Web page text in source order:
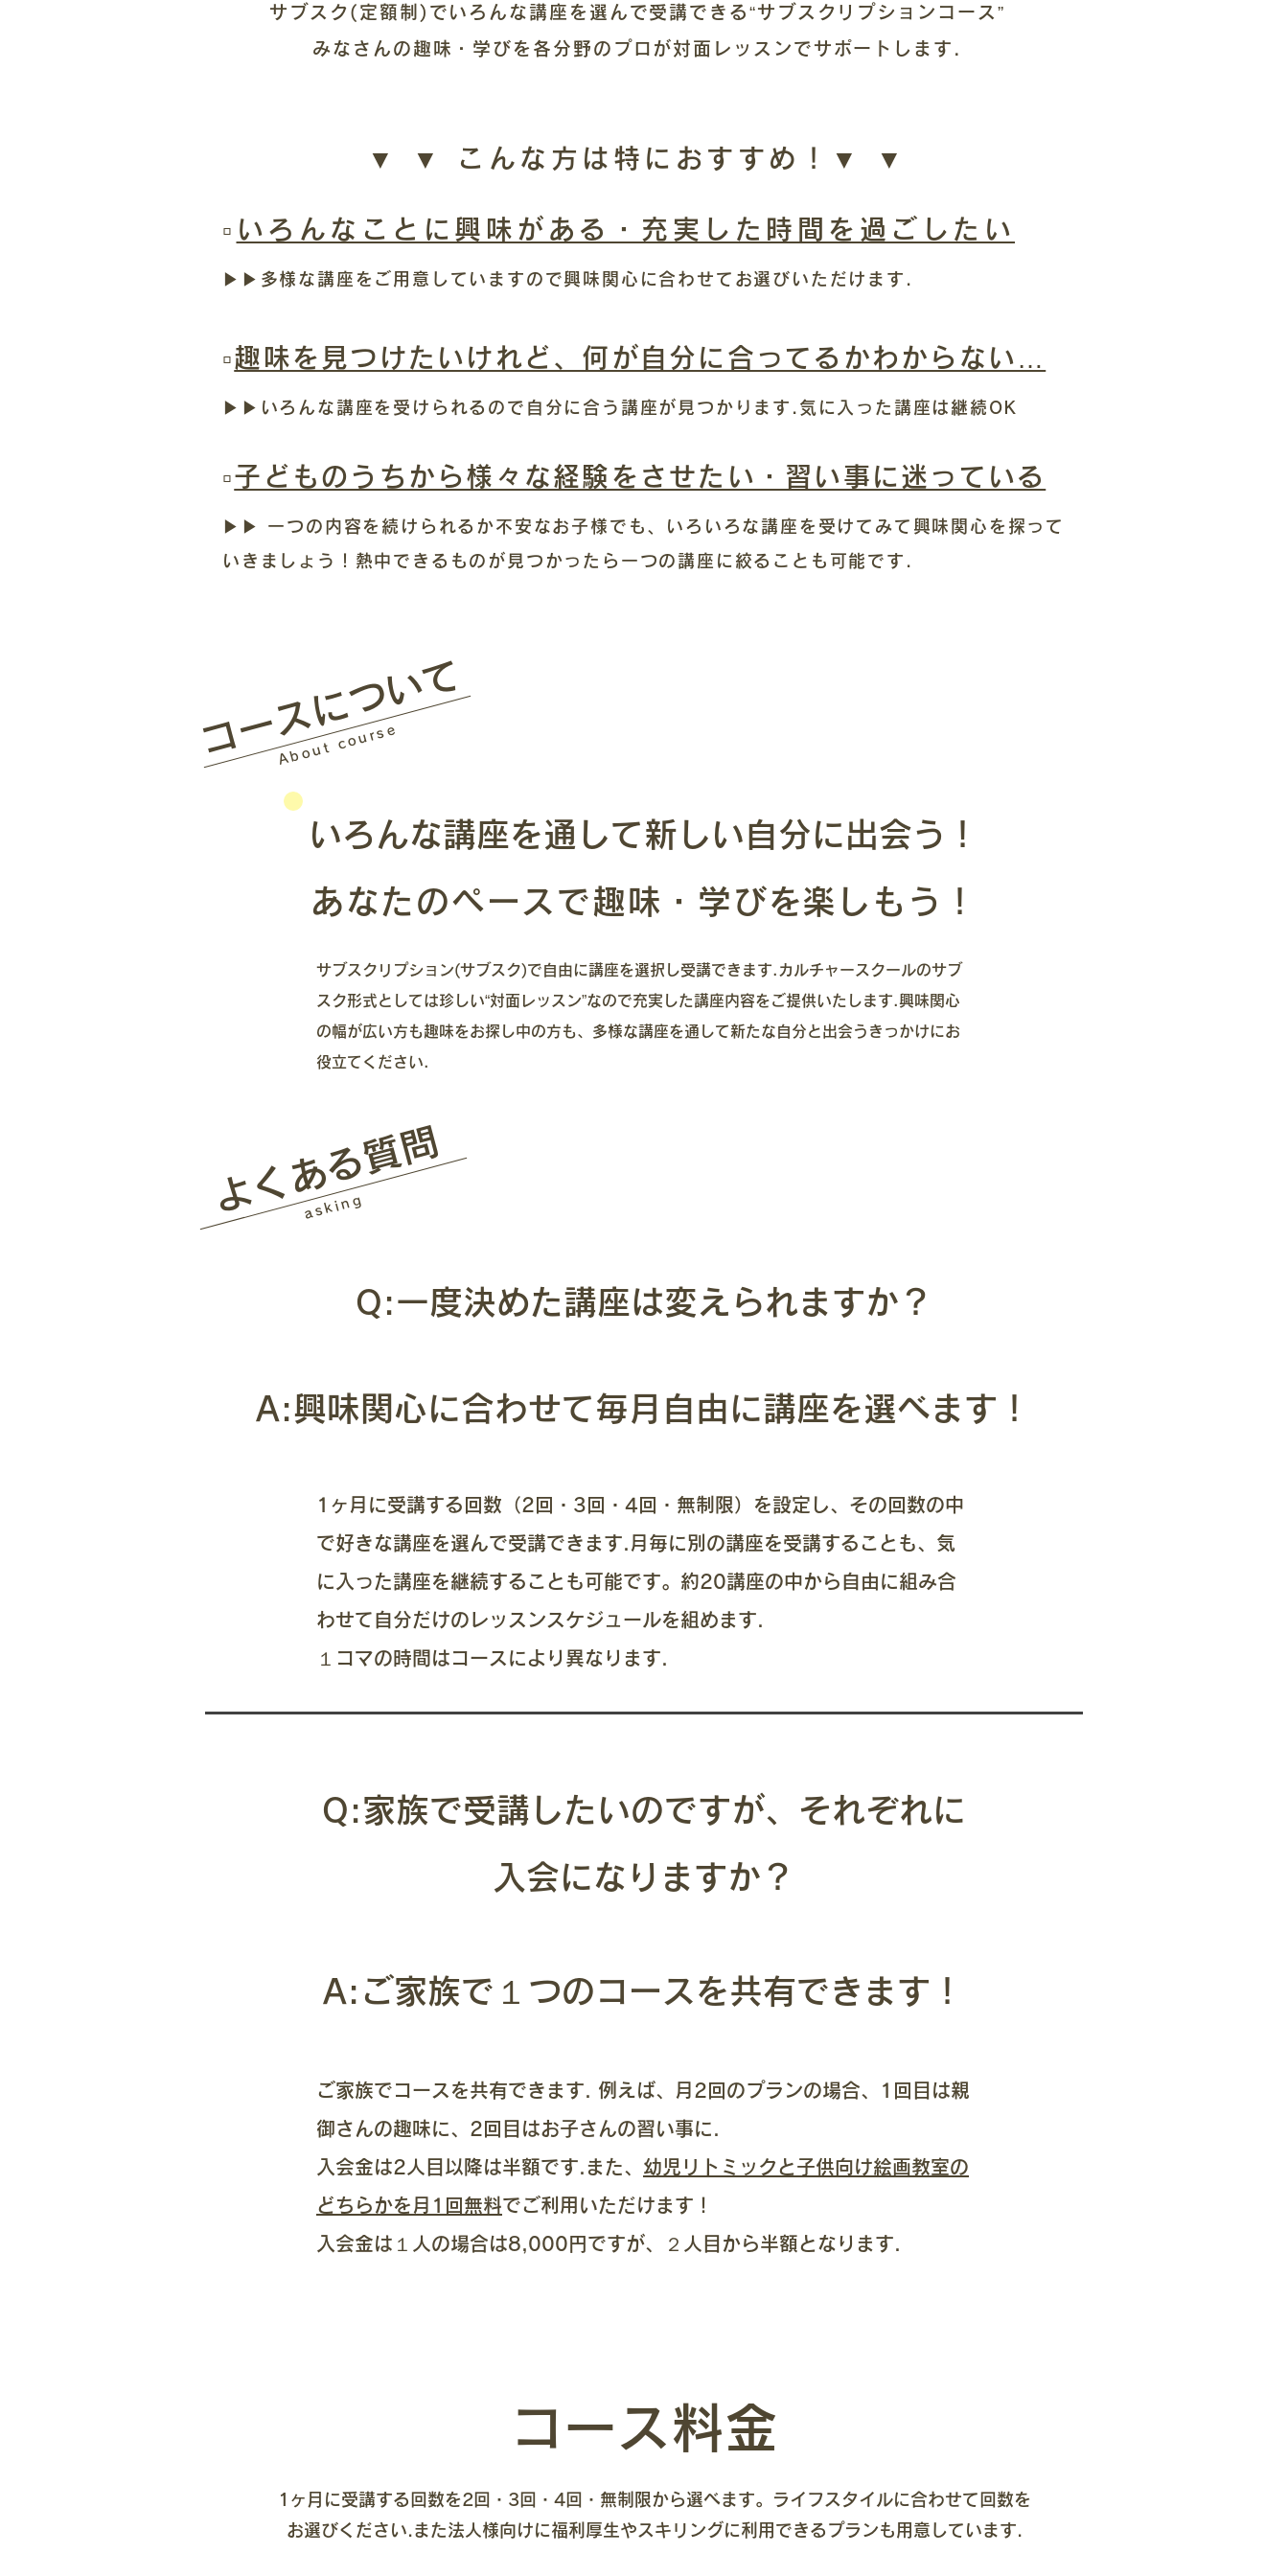
サブスク(定額制)でいろんな講座を選んで受講できる“サブスクリプションコース”
みなさんの趣味・学びを各分野のプロが対面レッスンでサポートします.
▼ ▼ こんな方は特におすすめ！▼ ▼
▫︎ いろんなことに興味がある・充実した時間を過ごしたい
▶︎▶︎多様な講座をご用意していますので興味関心に合わせてお選びいただけます.
▫︎趣味を見つけたいけれど、何が自分に合ってるかわからない…
▶︎▶︎いろんな講座を受けられるので自分に合う講座が見つかります. 気に入った講座は継続OK
▫︎子どものうちから様々な経験をさせたい・習い事に迷っている
▶︎▶︎ 一つの内容を続けられるか不安なお子様でも、いろいろな講座を受けてみて興味関心を探って
いきましょう！熱中できるものが見つかったら一つの講座に絞ることも可能です.
​コースについて
About course
いろんな講座を通して新しい自分に出会う！
あなたのペースで趣味・学び​を楽しもう ！​
サブスクリプション(サブスク)で自由に講座を選択し受講できます.カルチャースクールのサブ
スク形式としては珍しい“対面レッスン”なので充実した講座内容をご提供いたします.興味関心
の幅が広い方も趣味をお探し中の方も、多様な講座を通して新たな自分と出会うきっかけにお
役立てください.
​よくある質問
asking
Q:​一度決めた講座は変えられますか？
A:​興味関心に合わせて毎月自由に講座を選べます！
1ヶ月に受講する回数（2回・3回・4回・無制限）を設定し、その回数の中
で好きな講座を選んで受講できます.月毎に別の講座を受講することも、気
に入った講座を継続することも可能です。​約20講座の中から自由に組み合
わせて自分だけのレッスンスケジュールを組めます.
​１コマの時間はコースにより異なります.
Q:家族で受講したいのですが、それぞれに
入会になりますか？
A:ご家族で１つのコースを共有できます！
ご家族でコースを共有できます. 例えば、月2回のプランの場合、1回目は親
御さんの趣味に、2回目はお子さんの習い事に.
入会金は2人目以降は半額です.また、 幼児リトミックと子供向け絵画教室の
どちらかを月1回無料でご利用いただけます！
​入会金は１人の場合は8,000円ですが、２人目から半額となります.
​コース料金
1ヶ月に受講する回数を2回・3回・4回・無制限から選べます。ライフスタイルに合わせて回数を
お選びください.また法人様向けに福利厚生やスキリングに利用できるプランも用意しています.